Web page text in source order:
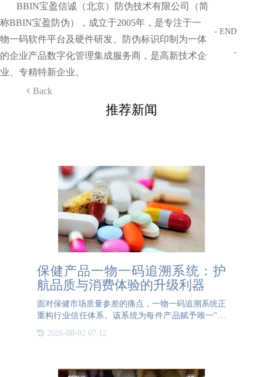
BBIN宝盈信诚（北京）防伪技术有限公司（简
称BBIN宝盈防伪），成立于2005年，是专注于一
物一码软件平台及硬件研发、防伪标识印制为一体
的企业产品数字化管理集成服务商，是高新技术企
业、专精特新企业。
Back
- END
-
推荐新闻
保健产品一物一码追溯系统：护
航品质与消费体验的升级利器
面对保健市场质量参差的痛点，一物一码追溯系统正
重构行业信任体系。该系统为每件产品赋予唯一"数
字身份证"，从原料采购到生产流通全程留痕。消费
者扫码即可追溯产品全生命周期，包括原料来源、生
2026-08-02 07:12